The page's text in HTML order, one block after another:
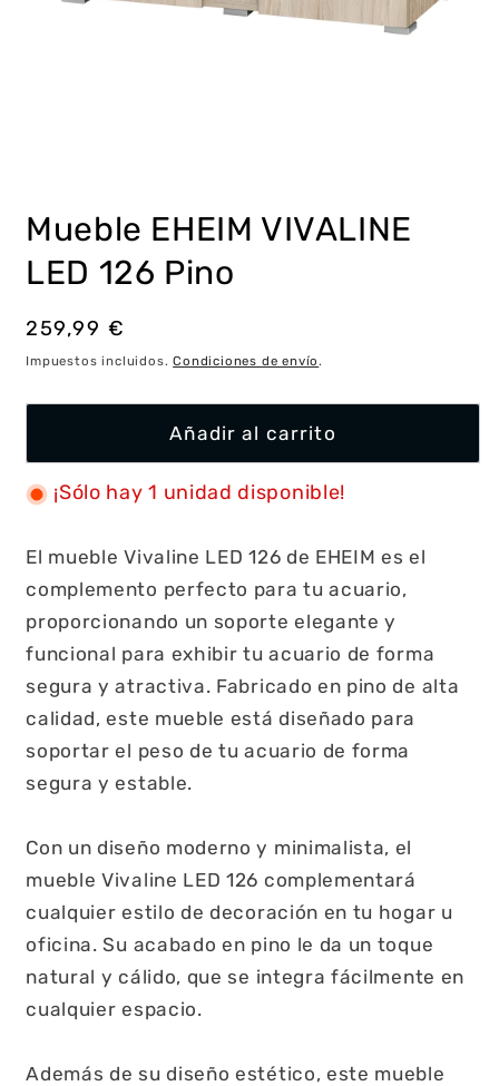
1
en
una
ventana
Mueble EHEIM VIVALINE
LED 126 Pino
Precio
habitual
259,99 €
Impuestos incluidos.Condiciones de envío.
Añadir al carrito
¡Sólo hay 1 unidad disponible!
El mueble Vivaline LED 126 de EHEIM es el
complemento perfecto para tu acuario,
proporcionando un soporte elegante y
funcional para exhibir tu acuario de forma
segura y atractiva. Fabricado en pino de alta
calidad, este mueble está diseñado para
soportar el peso de tu acuario de forma
segura y estable.
Con un diseño moderno y minimalista, el
mueble Vivaline LED 126 complementará
cualquier estilo de decoración en tu hogar u
oficina. Su acabado en pino le da un toque
natural y cálido, que se integra fácilmente en
cualquier espacio.
Además de su diseño estético, este mueble